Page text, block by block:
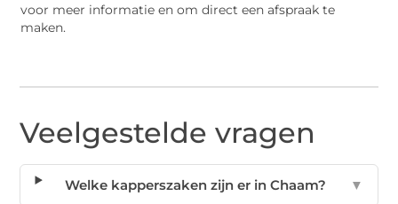
voor meer informatie en om direct een afspraak te
maken.
Veelgestelde vragen
Welke kapperszaken zijn er in Chaam? ▼